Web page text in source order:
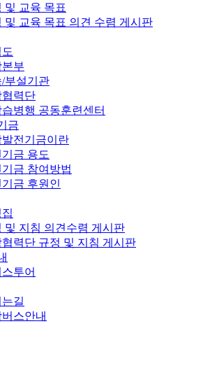
및 교육 목표
및 교육 목표 의견 수렴 게시판
부
/부설기관
력단
습병행 공동훈련센터
금
전기금이란
금 용도
금 참여방법
금 후원인
및 지침 의견수렴 게시판
력단 규정 및 지침 게시판
투어
길
스안내